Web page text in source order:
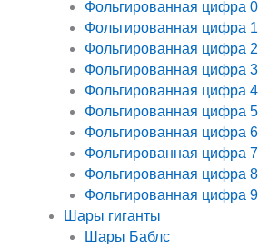
Фольгированная цифра 0
Фольгированная цифра 1
Фольгированная цифра 2
Фольгированная цифра 3
Фольгированная цифра 4
Фольгированная цифра 5
Фольгированная цифра 6
Фольгированная цифра 7
Фольгированная цифра 8
Фольгированная цифра 9
Шары гиганты
Шары Баблс